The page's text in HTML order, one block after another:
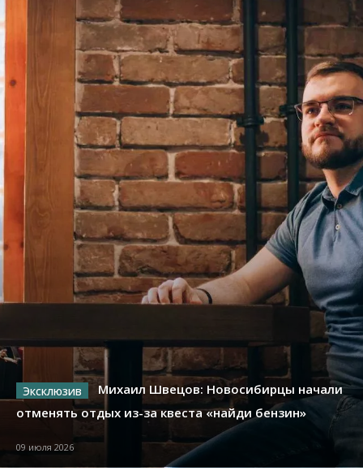
Михаил Швецов: Новосибирцы начали
отменять отдых из-за квеста «найди бензин»
09 июля 2026